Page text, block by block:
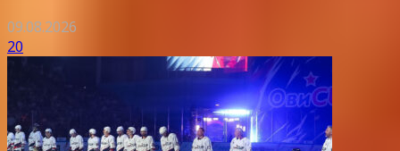
09.08.2026
20